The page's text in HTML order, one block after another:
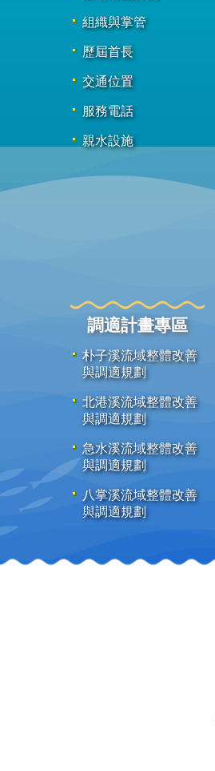
組織與掌管
歷屆首長
交通位置
服務電話
親水設施
調適計畫專區
朴子溪流域整體改善
與調適規劃
北港溪流域整體改善
與調適規劃
急水溪流域整體改善
與調適規劃
八掌溪流域整體改善
與調適規劃